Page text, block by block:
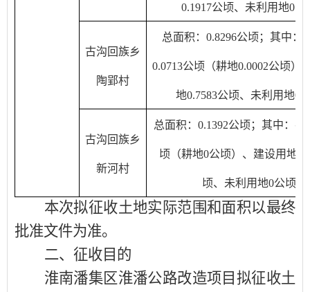
0.1917公顷、未利用地0公
古沟回族乡
陶郢村
总面积：0.8296公顷；其中：
0.0713公顷（耕地0.0002公顷）
地0.7583公顷、未利用地0
古沟回族乡
新河村
总面积：0.1392公顷；其中：农
顷（耕地0公顷）、建设用地
顷、未利用地0公顷
本次拟征收土地实际范围和面积以最终
批准文件为准。
二、征收目的
淮南潘集区淮潘公路改造项目拟征收土